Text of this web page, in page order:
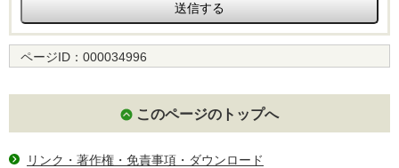
ページID： 000034996
このページのトップへ
リンク・著作権・免責事項・ダウンロード